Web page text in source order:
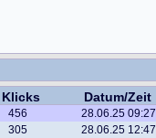
Klicks
Datum/Zeit
456 28.06.25 09:27
305 28.06.25 12:47